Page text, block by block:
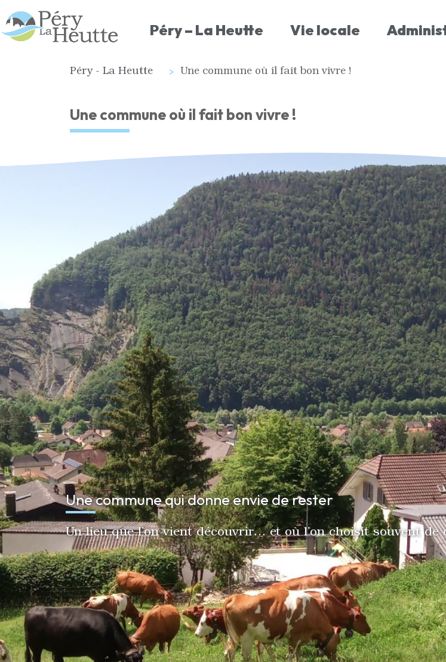
Péry – La Heutte Vie locale
Péry - La Heutte Une commune où il fait bon vivre !
Une commune où il fait bon vivre !
Une commune qui donne envie de rester
Un lieu que l’on vient découvrir… et où l’on choisit souvent